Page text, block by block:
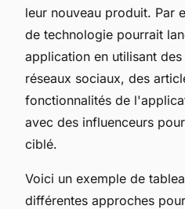
leur nouveau produit. Par
de technologie pourrait
application en utilisant
réseaux sociaux, des
fonctionnalités de
avec des influenceurs
ciblé.
Voici un exemple de
différentes approches